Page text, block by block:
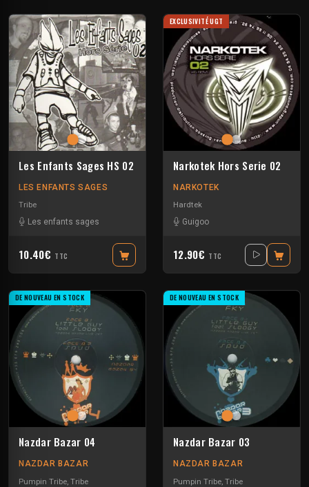
Les Enfants Sages HS 02
LES ENFANTS SAGES
Tribe
Les enfants sages
10.40€ TTC
EXCLUSIVITÉ UGT
Narkotek Hors Serie 02
NARKOTEK
Hardtek
Guigoo
12.90€ TTC
DE NOUVEAU EN STOCK
Nazdar Bazar 04
NAZDAR BAZAR
Pumpin Tribe Tribe
DE NOUVEAU EN STOCK
Nazdar Bazar 03
NAZDAR BAZAR
Pumpin Tribe Tribe